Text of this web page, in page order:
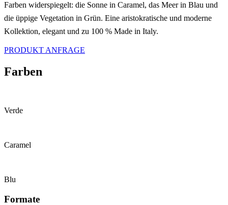
Farben widerspiegelt: die Sonne in Caramel, das Meer in Blau und
die üppige Vegetation in Grün. Eine aristokratische und moderne
Kollektion, elegant und zu 100 % Made in Italy.
PRODUKT ANFRAGE
Farben
Verde
Caramel
Blu
Formate